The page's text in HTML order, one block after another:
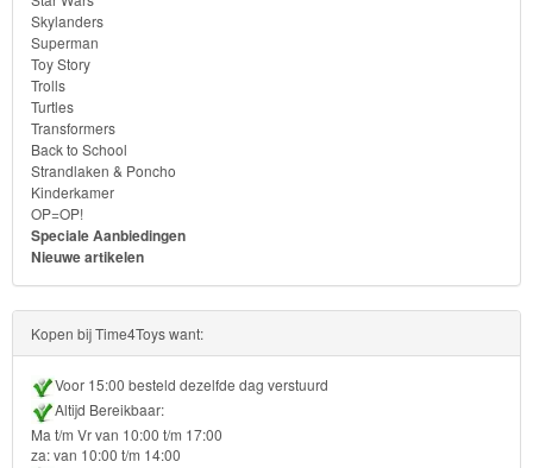
My
Little
Pony
Finding
Dory
Planes
Sofia
het
prinsesje
Barbie
Skylanders
Superman
Toy Story
Trolls
Turtles
Transformers
Back to School
Strandlaken & Poncho
Kinderkamer
OP=OP!
Speciale Aanbiedingen
Nieuwe artikelen
Kopen bij Time4Toys want:
Voor 15:00 besteld dezelfde dag verstuurd
Altijd Bereikbaar:
Ma t/m Vr van 10:00 t/m 17:00
za: van 10:00 t/m 14:00